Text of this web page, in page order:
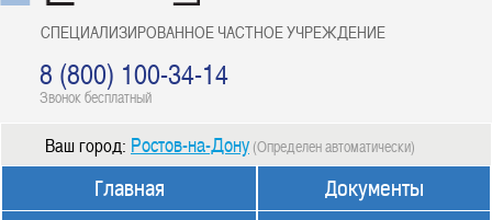
СПЕЦИАЛИЗИРОВАННОЕ ЧАСТНОЕ УЧРЕЖДЕНИЕ
8 (800) 100-34-14
Звонок бесплатный
Ваш город: Ростов-на-Дону (Определен автоматически)
Главная
Документы